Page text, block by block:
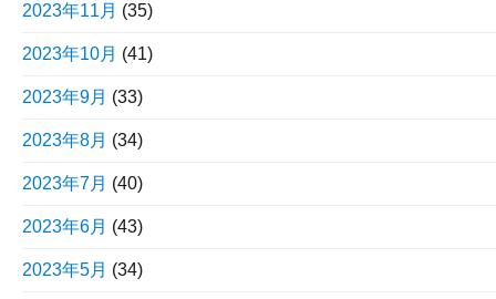
2023年11月 (35)
2023年10月 (41)
2023年9月 (33)
2023年8月 (34)
2023年7月 (40)
2023年6月 (43)
2023年5月 (34)